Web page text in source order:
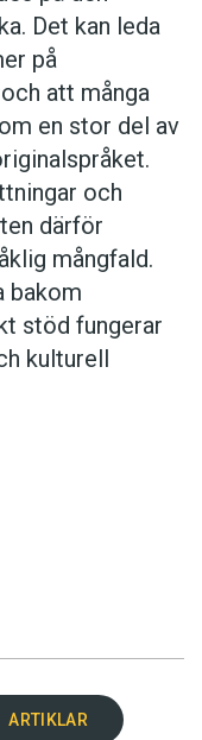
Det kan leda
på
att många
en stor del av
och
därför
mångfald.
bakom
stöd fungerar
kulturell
ARTIKLAR